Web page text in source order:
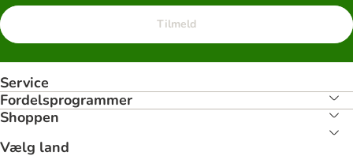
Tilmeld
Service
Fordelsprogrammer
Shoppen
Vælg land